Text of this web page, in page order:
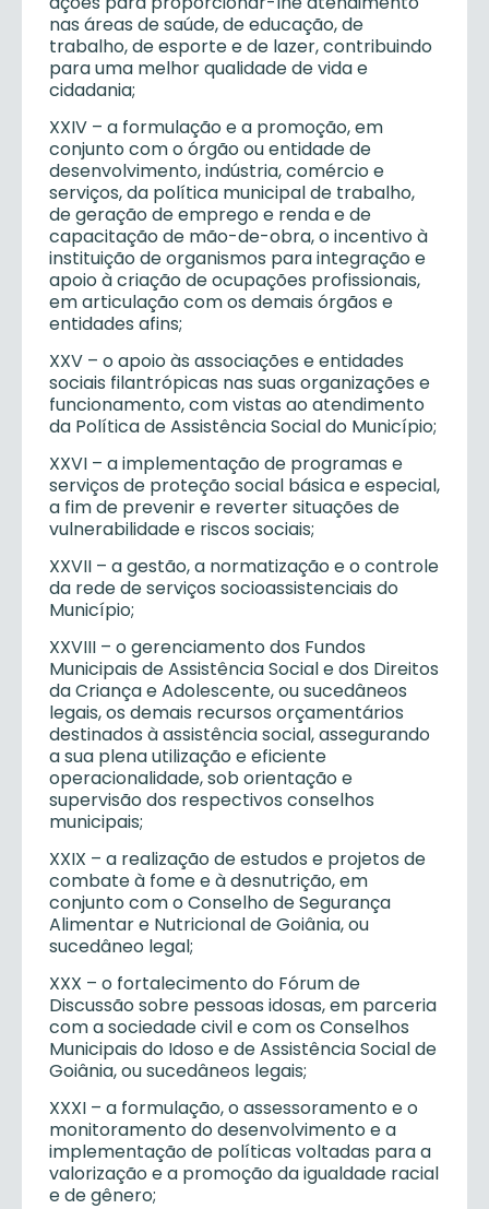
nas áreas de saúde, de educação, de
trabalho, de esporte e de lazer, contribuindo
para uma melhor qualidade de vida e
cidadania;
XXIV – a formulação e a promoção, em
conjunto com o órgão ou entidade de
desenvolvimento, indústria, comércio e
serviços, da política municipal de trabalho,
de geração de emprego e renda e de
capacitação de mão-de-obra, o incentivo à
instituição de organismos para integração e
apoio à criação de ocupações profissionais,
em articulação com os demais órgãos e
entidades afins;
XXV – o apoio às associações e entidades
sociais filantrópicas nas suas organizações e
funcionamento, com vistas ao atendimento
da Política de Assistência Social do Município;
XXVI – a implementação de programas e
serviços de proteção social básica e especial,
a fim de prevenir e reverter situações de
vulnerabilidade e riscos sociais;
XXVII – a gestão, a normatização e o controle
da rede de serviços socioassistenciais do
Município;
XXVIII – o gerenciamento dos Fundos
Municipais de Assistência Social e dos Direitos
da Criança e Adolescente, ou sucedâneos
legais, os demais recursos orçamentários
destinados à assistência social, assegurando
a sua plena utilização e eficiente
operacionalidade, sob orientação e
supervisão dos respectivos conselhos
municipais;
XXIX – a realização de estudos e projetos de
combate à fome e à desnutrição, em
conjunto com o Conselho de Segurança
Alimentar e Nutricional de Goiânia, ou
sucedâneo legal;
XXX – o fortalecimento do Fórum de
Discussão sobre pessoas idosas, em parceria
com a sociedade civil e com os Conselhos
Municipais do Idoso e de Assistência Social de
Goiânia, ou sucedâneos legais;
XXXI – a formulação, o assessoramento e o
monitoramento do desenvolvimento e a
implementação de políticas voltadas para a
valorização e a promoção da igualdade racial
e de gênero;